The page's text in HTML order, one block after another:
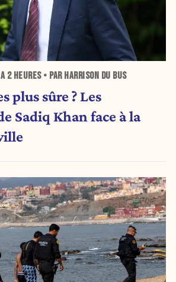
2 HEURES• PAR HARRISON DU BUS
plus sûre ? Les
Sadiq Khan face à la